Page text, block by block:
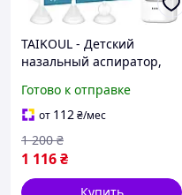
TAIKOUL - Детский
назальный аспиратор,
уровня всасывания, 3
насадки, подсветка,
музыка
Готово к отправке
от 112₴/мес
1 116₴
1 200 ₴